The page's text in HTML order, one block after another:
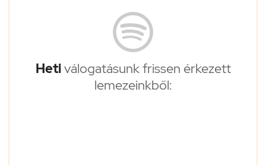
Hetiválogatásunk frissen érkezett
lemezeinkből: